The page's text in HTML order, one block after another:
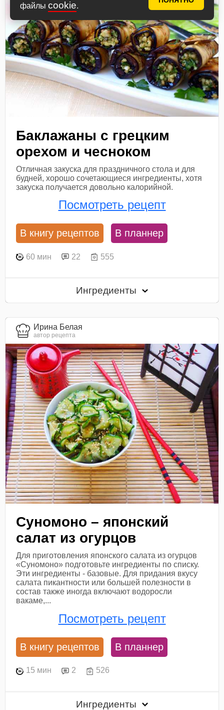
файлы cookie.
Баклажаны с грецким
орехом и чесноком
Отличная закуска для праздничного стола и для
будней, хорошо сочетающиеся ингредиенты, хотя
закуска получается довольно калорийной.
Посмотреть рецепт
В книгу рецептов В планнер
60 мин 22 555
Ингредиенты
Ирина Белая
автор рецепта
Суномоно – японский
салат из огурцов
Для приготовления японского салата из огурцов
«Суномоно» подготовьте ингредиенты по списку.
Эти ингредиенты - базовые. Для придания вкусу
салата пикантности или большей полезности в
состав также иногда включают водоросли
вакаме,...
Посмотреть рецепт
В книгу рецептов В планнер
15 мин 2 526
Ингредиенты